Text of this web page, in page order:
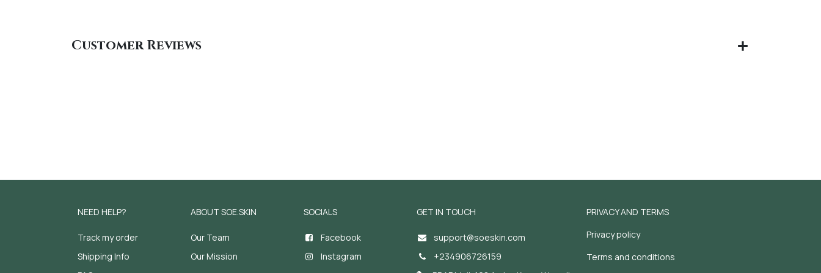
Customer Reviews
NEED HELP?
Track my order
Shipping Info
ABOUT SOE.SKIN
Our Team
Our Mission
SOCIALS
Facebook
Instagram
GET IN TOUCH
support@soeskin.com
+234906726159
PRIVACY AND TERMS
Privacy policy
Terms and conditions